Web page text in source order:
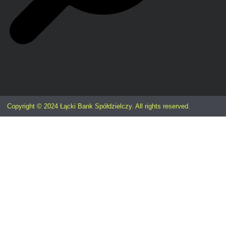
Copyright © 2024 Łącki Bank Spółdzielczy. All rights reserved.